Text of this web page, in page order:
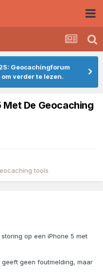
Geocachingforum
verder te lezen.
Met De Geocaching
tools
op een iPhone 5 met
geen foutmelding, maar